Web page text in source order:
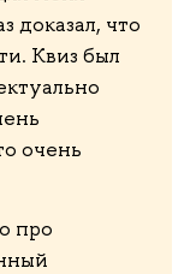
доказал, что
Квиз был
очень
про